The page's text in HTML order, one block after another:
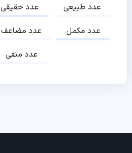
عدد حقیقی
عدد طبیعی
عدد مضاعف
عدد مکمل
عدد منفی